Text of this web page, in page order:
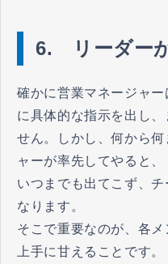
6. リーダー
確かに営業マネージャ
に具体的な指示を出し
せん。しかし、何から
ャーが率先してやると
いつまでも出てこず、
なります。
そこで重要なのが、各メ
上手に甘えることです。